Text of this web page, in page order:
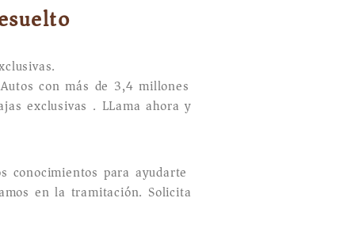
con más de 3,4 millones
exclusivas . LLama ahora y
conocimientos para ayudarte
en la tramitación. Solicita